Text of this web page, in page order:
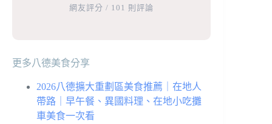
網友評分 / 101 則評論
更多八德美食分享
2026八德擴大重劃區美食推薦｜在地人
帶路｜早午餐、異國料理、在地小吃攤
車美食一次看